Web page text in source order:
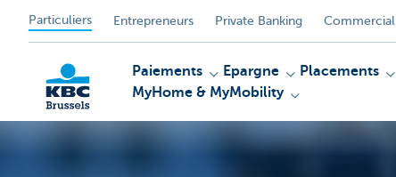
Particuliers Entrepreneurs Private Banking Commercial
Paiements Epargne Placements
MyHome & MyMobility